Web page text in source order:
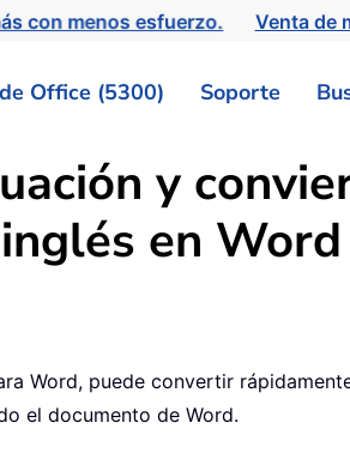
con menos esfuerzo. Venta de
Office (5300) Soporte
y
en Word
Word, puede convertir
el documento de Word.